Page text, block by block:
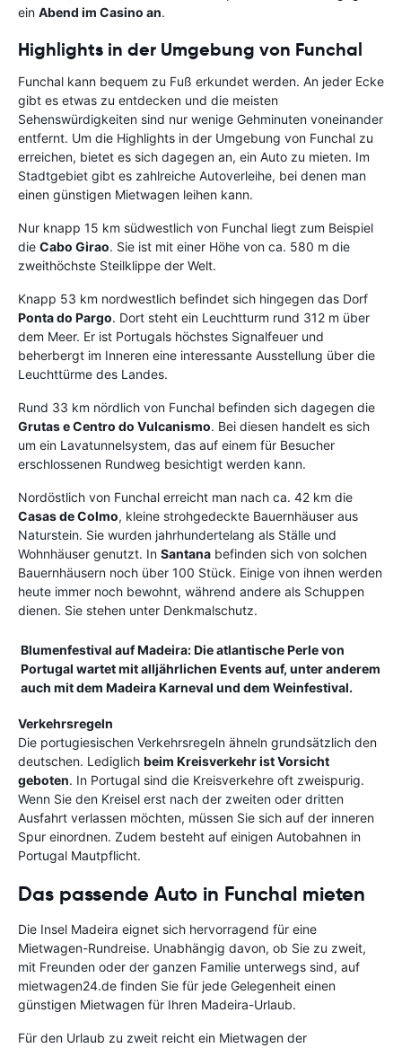
ein Abend im Casino an.
Highlights in der Umgebung von Funchal
Funchal kann bequem zu Fuß erkundet werden. An jeder Ecke
gibt es etwas zu entdecken und die meisten
Sehenswürdigkeiten sind nur wenige Gehminuten voneinander
entfernt. Um die Highlights in der Umgebung von Funchal zu
erreichen, bietet es sich dagegen an, ein Auto zu mieten. Im
Stadtgebiet gibt es zahlreiche Autoverleihe, bei denen man
einen günstigen Mietwagen leihen kann.
Nur knapp 15 km südwestlich von Funchal liegt zum Beispiel
die Cabo Girao. Sie ist mit einer Höhe von ca. 580 m die
zweithöchste Steilklippe der Welt.
Knapp 53 km nordwestlich befindet sich hingegen das Dorf
Ponta do Pargo. Dort steht ein Leuchtturm rund 312 m über
dem Meer. Er ist Portugals höchstes Signalfeuer und
beherbergt im Inneren eine interessante Ausstellung über die
Leuchttürme des Landes.
Rund 33 km nördlich von Funchal befinden sich dagegen die
Grutas e Centro do Vulcanismo. Bei diesen handelt es sich
um ein Lavatunnelsystem, das auf einem für Besucher
erschlossenen Rundweg besichtigt werden kann.
Nordöstlich von Funchal erreicht man nach ca. 42 km die
Casas de Colmo, kleine strohgedeckte Bauernhäuser aus
Naturstein. Sie wurden jahrhundertelang als Ställe und
Wohnhäuser genutzt. In Santana befinden sich von solchen
Bauernhäusern noch über 100 Stück. Einige von ihnen werden
heute immer noch bewohnt, während andere als Schuppen
dienen. Sie stehen unter Denkmalschutz.
Blumenfestival auf Madeira:Die atlantische Perle von
Portugal wartet mit alljährlichen Events auf, unter anderem
auch mit dem Madeira Karneval und dem Weinfestival.
Verkehrsregeln
Die portugiesischen Verkehrsregeln ähneln grundsätzlich den
deutschen. Lediglich beim Kreisverkehr ist Vorsicht
geboten. In Portugal sind die Kreisverkehre oft zweispurig.
Wenn Sie den Kreisel erst nach der zweiten oder dritten
Ausfahrt verlassen möchten, müssen Sie sich auf der inneren
Spur einordnen. Zudem besteht auf einigen Autobahnen in
Portugal Mautpflicht.
Das passende Auto in Funchal mieten
Die Insel Madeira eignet sich hervorragend für eine
Mietwagen-Rundreise. Unabhängig davon, ob Sie zu zweit,
mit Freunden oder der ganzen Familie unterwegs sind, auf
mietwagen24.de finden Sie für jede Gelegenheit einen
günstigen Mietwagen für Ihren Madeira-Urlaub.
Für den Urlaub zu zweit reicht ein Mietwagen der